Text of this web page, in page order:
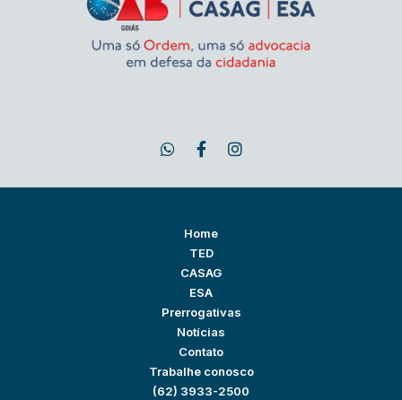
Home
TED
CASAG
ESA
Prerrogativas
Notícias
Contato
Trabalhe conosco
(62) 3933-2500